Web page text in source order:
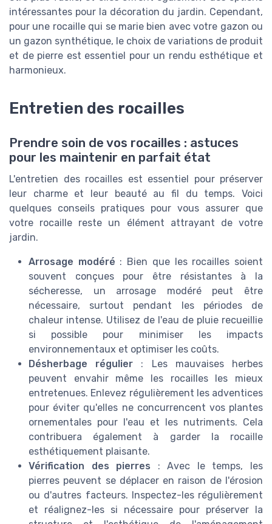
intéressantes pour la décoration du jardin. Cependant,
pour une rocaille qui se marie bien avec votre gazon ou
un gazon synthétique, le choix de variations de produit
et de pierre est essentiel pour un rendu esthétique et
harmonieux.
Entretien des rocailles
Prendre soin de vos rocailles : astuces
pour les maintenir en parfait état
L'entretien des rocailles est essentiel pour préserver
leur charme et leur beauté au fil du temps. Voici
quelques conseils pratiques pour vous assurer que
votre rocaille reste un élément attrayant de votre
jardin.
Arrosage modéré : Bien que les rocailles soient
souvent conçues pour être résistantes à la
sécheresse, un arrosage modéré peut être
nécessaire, surtout pendant les périodes de
chaleur intense. Utilisez de l'eau de pluie recueillie
si possible pour minimiser les impacts
environnementaux et optimiser les coûts.
Désherbage régulier : Les mauvaises herbes
peuvent envahir même les rocailles les mieux
entretenues. Enlevez régulièrement les adventices
pour éviter qu'elles ne concurrencent vos plantes
ornementales pour l'eau et les nutriments. Cela
contribuera également à garder la rocaille
esthétiquement plaisante.
Vérification des pierres : Avec le temps, les
pierres peuvent se déplacer en raison de l'érosion
ou d'autres facteurs. Inspectez-les régulièrement
et réalignez-les si nécessaire pour préserver la